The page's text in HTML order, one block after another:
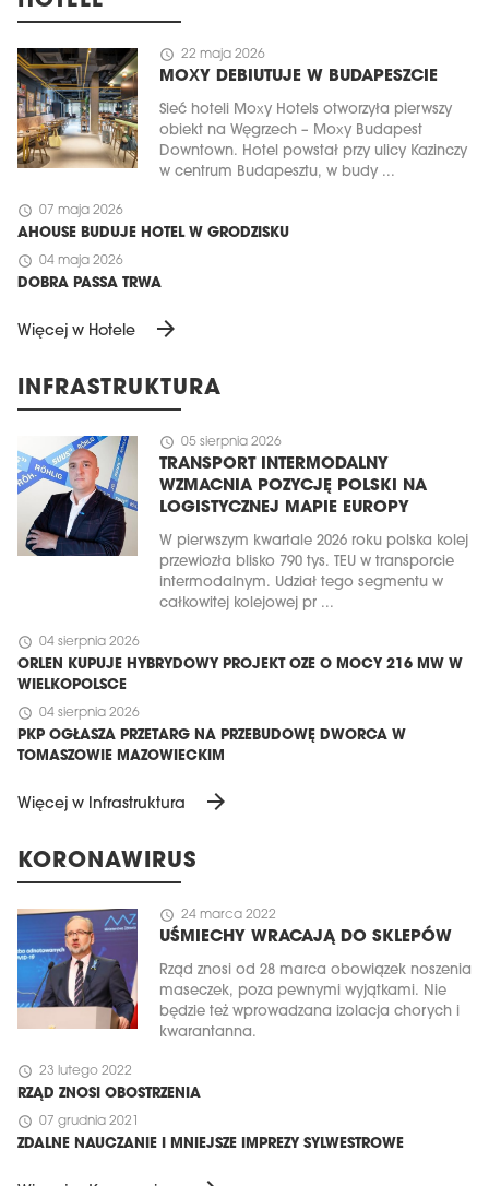
schedule 22 maja 2026
MOXY DEBIUTUJE W BUDAPESZCIE
Sieć hoteli Moxy Hotels otworzyła pierwszy
obiekt na Węgrzech – Moxy Budapest
Downtown. Hotel powstał przy ulicy Kazinczy
w centrum Budapesztu, w budy ...
schedule 07 maja 2026
AHOUSE BUDUJE HOTEL W GRODZISKU
schedule 04 maja 2026
DOBRA PASSA TRWA
Więcej w Hotele arrow_forward
INFRASTRUKTURA
schedule 05 sierpnia 2026
TRANSPORT INTERMODALNY
WZMACNIA POZYCJĘ POLSKI NA
LOGISTYCZNEJ MAPIE EUROPY
W pierwszym kwartale 2026 roku polska kolej
przewiozła blisko 790 tys. TEU w transporcie
intermodalnym. Udział tego segmentu w
całkowitej kolejowej pr ...
schedule 04 sierpnia 2026
ORLEN KUPUJE HYBRYDOWY PROJEKT OZE O MOCY 216 MW W
WIELKOPOLSCE
schedule 04 sierpnia 2026
PKP OGŁASZA PRZETARG NA PRZEBUDOWĘ DWORCA W
TOMASZOWIE MAZOWIECKIM
Więcej w Infrastruktura arrow_forward
KORONAWIRUS
schedule 24 marca 2022
UŚMIECHY WRACAJĄ DO SKLEPÓW
Rząd znosi od 28 marca obowiązek noszenia
maseczek, poza pewnymi wyjątkami. Nie
będzie też wprowadzana izolacja chorych i
kwarantanna.
schedule 23 lutego 2022
RZĄD ZNOSI OBOSTRZENIA
schedule 07 grudnia 2021
ZDALNE NAUCZANIE I MNIEJSZE IMPREZY SYLWESTROWE